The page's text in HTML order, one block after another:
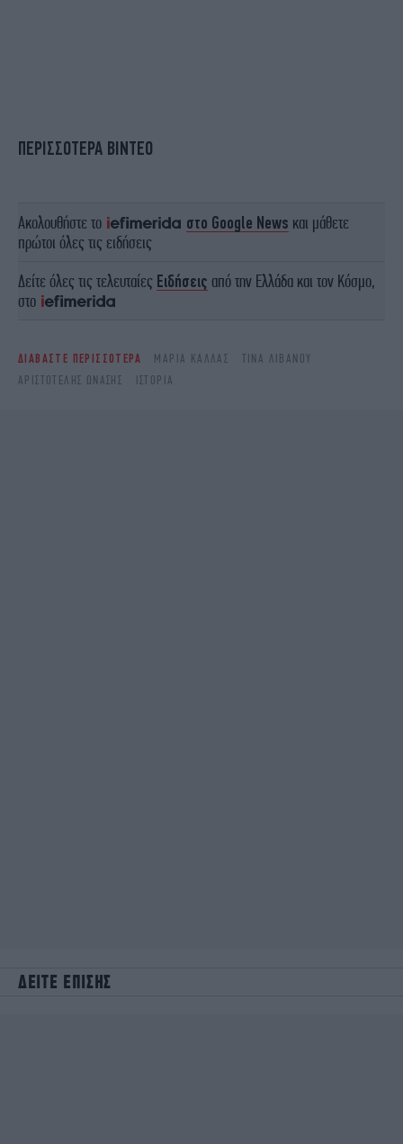
ΠΕΡΙΣΣΟΤΕΡΑ ΒΙΝΤΕΟ
Ακολουθήστε το στο Google News και μάθετε
πρώτοι όλες τις ειδήσεις
Δείτε όλες τις τελευταίες Ειδήσεις από την Ελλάδα και τον Κόσμο,
στο
ΔΙΑΒΑΣΤΕ ΠΕΡΙΣΣΟΤΕΡΑ ΜΑΡΊΑ ΚΆΛΛΑΣ
ΤΊΝΑ ΛΙΒΑΝΟΎ
ΑΡΙΣΤΟΤΈΛΗΣ ΩΝΆΣΗΣ
ΙΣΤΟΡΊΑ
ΔΕΙΤΕ ΕΠΙΣΗΣ